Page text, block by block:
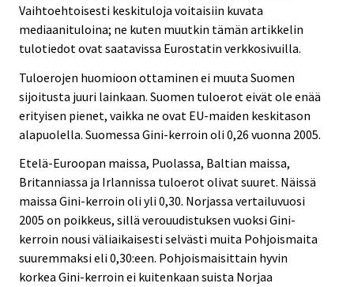
Vaihtoehtoisesti keskituloja voitaisiin kuvata
mediaanituloina; ne kuten muutkin tämän artikkelin
tulotiedot ovat saatavissa Eurostatin verkkosivuilla.
Tuloerojen huomioon ottaminen ei muuta Suomen
sijoitusta juuri lainkaan. Suomen tuloerot eivät ole enää
erityisen pienet, vaikka ne ovat EU-maiden keskitason
alapuolella. Suomessa Gini-kerroin oli 0,26 vuonna 2005.
Etelä-Euroopan maissa, Puolassa, Baltian maissa,
Britanniassa ja Irlannissa tuloerot olivat suuret. Näissä
maissa Gini-kerroin oli yli 0,30. Norjassa vertailuvuosi
2005 on poikkeus, sillä verouudistuksen vuoksi Gini-
kerroin nousi väliaikaisesti selvästi muita Pohjoismaita
suuremmaksi eli 0,30:een. Pohjoismaisittain hyvin
korkea Gini-kerroin ei kuitenkaan suista Norjaa